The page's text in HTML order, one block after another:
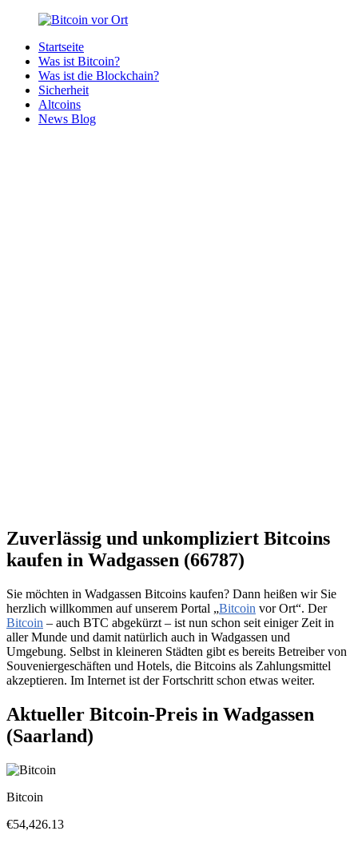
Zurück
Inhalt
Bitcoin
Bitcoins
deiner
Region
Startseite
Was ist Bitcoin?
Was ist die Blockchain?
Sicherheit
Altcoins
News Blog
Zuverlässig und unkompliziert Bitcoins
kaufen in Wadgassen (66787)
Sie möchten in Wadgassen Bitcoins kaufen? Dann heißen wir Sie
herzlich willkommen auf unserem Portal „Bitcoin vor Ort“. Der
Bitcoin – auch BTC abgekürzt – ist nun schon seit einiger Zeit in
aller Munde und damit natürlich auch in Wadgassen und
Umgebung. Selbst in kleineren Städten gibt es bereits Betreiber von
Souveniergeschäften und Hotels, die Bitcoins als Zahlungsmittel
akzeptieren. Im Internet ist der Fortschritt schon etwas weiter.
Aktueller Bitcoin-Preis in Wadgassen
(Saarland)
Bitcoin
€54,426.13